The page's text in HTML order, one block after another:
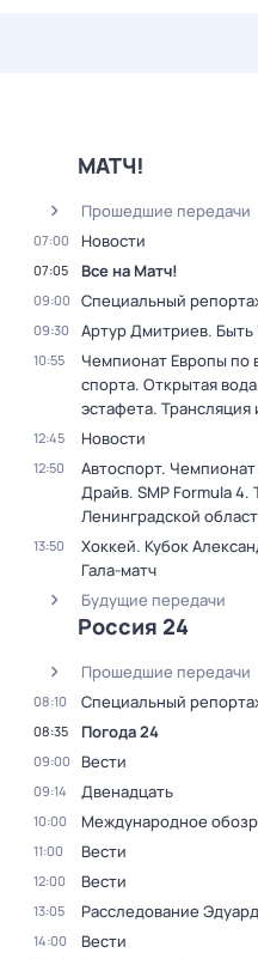
МАТЧ!
Прошедшие передачи
07:00 Новости
07:05 Все на Матч!
09:00 Специальный
09:30 Артур Дмитриев.
10:55
Чемпионат Европы по
спорта. Открытая
эстафета. Трансляция
12:45 Новости
12:50
Автоспорт.
Драйв. SMP Formula 4.
Ленинградской
13:50
Хоккей. Кубок
Гала-матч
Будущие передачи
Россия 24
Прошедшие передачи
08:10 Специальный
08:35 Погода 24
09:00 Вести
09:14 Двенадцать
10:00 Международное
11:00 Вести
12:00 Вести
13:05 Расследование
14:00 Вести